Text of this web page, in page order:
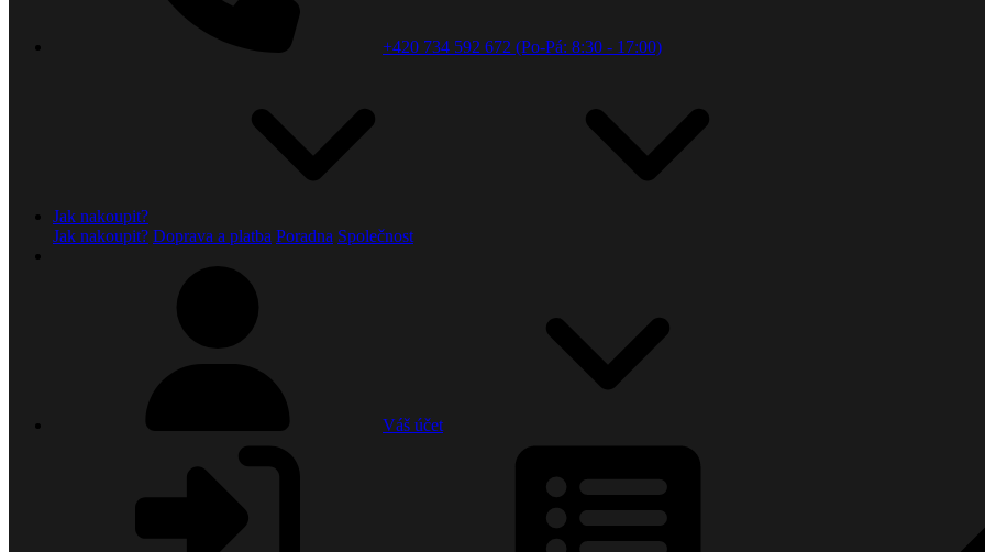
+420 734 592 672 (Po-Pá: 8:30 - 17:00)
Jak nakoupit?
Jak nakoupit? Doprava a platba Poradna Společnost
Váš účet